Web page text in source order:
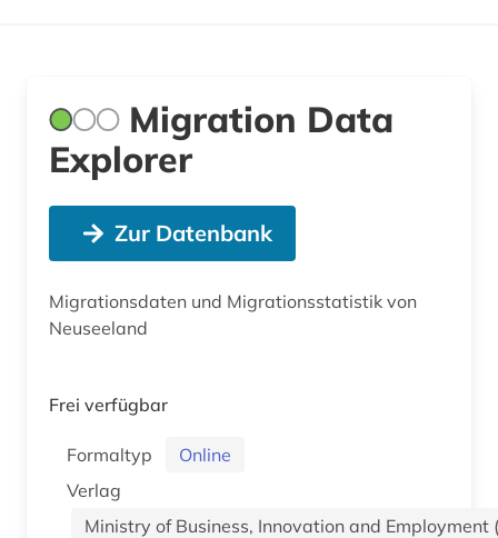
Migration Data
Explorer
Zur Datenbank
Migrationsdaten und Migrationsstatistik von
Neuseeland
Frei verfügbar
Formaltyp
Online
Verlag
Ministry of Business, Innovation and Employment